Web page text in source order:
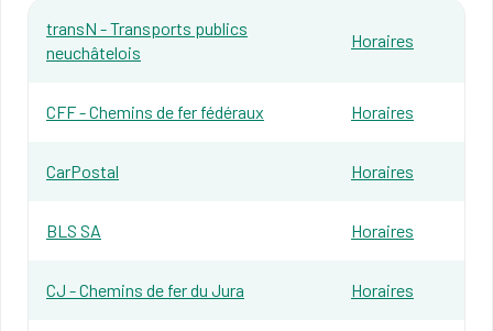
transN - Transports publics
neuchâtelois
​Horaires
CFF - Chemins de fer fédéraux​ Horaires
CarPostal Horaires​
BLS SA Horaires​
CJ - Chemins de fer du Jura Horaires​